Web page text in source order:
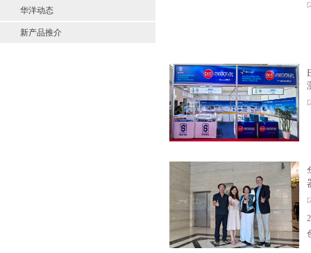
华洋动态
新产品推介